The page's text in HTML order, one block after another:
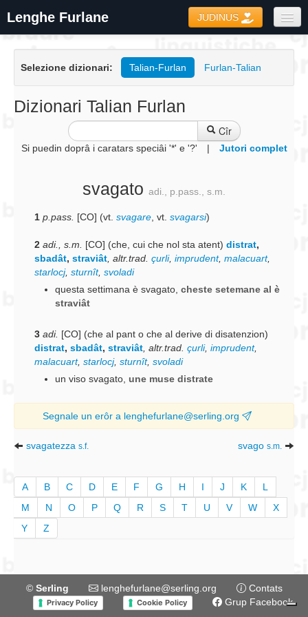
Lenghe Furlane JUDINUS
Formari
Coretôr Ortografic
Informazions
Selezione dizionari: Talian-Furlan Furlan-Talian
Dizionari Talian Furlan
Cîr
Si puedin doprâ i caratars speciâi '*' e '?' | Jutori complet
svagato adi., p.pass., s.m.
1 p.pass. [CO] (vt. svagare , vt. svagarsi)
2 adi., s.m. [CO] (che, cui che nol sta atent) distrat,
sbadât, straviât altr.trad. çurli, imprudent, malacuart,
starlocj, sturnît, svoladi
questa settimana è svagato cheste setemane al è
straviât
3 adi. [CO] (che al pant o che al derive di disatenzion)
distrat, sbadât, straviât altr.trad. çurli, imprudent,
malacuart, starlocj, sturnît, svoladi
un viso svagato une muse distrate
Segnale un erôr a lenghefurlane@serling.org
svagatezza s.f. svago s.m.
A B C D E F G H I J K
L
M
N O P Q R S T U V W
X
Y
Z
© Serling lenghefurlane@serling.org Contats
Privacy Policy Cookie Policy Grup Facebook